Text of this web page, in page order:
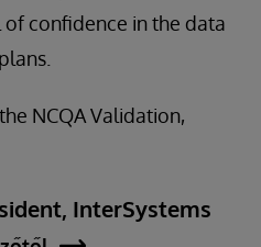
confidence in the data
NCQA Validation,
InterSystems